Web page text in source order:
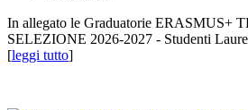
In allegato le Graduatorie ERASMUS+
SELEZIONE 2026-2027 - Studenti
[leggi tutto]